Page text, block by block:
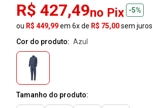
R$ 427,49no Pix
-5%
ou R$ 449,99em 6x de R$ 75,00sem juros
Cor do produto:
azul
Tamanho do produto: